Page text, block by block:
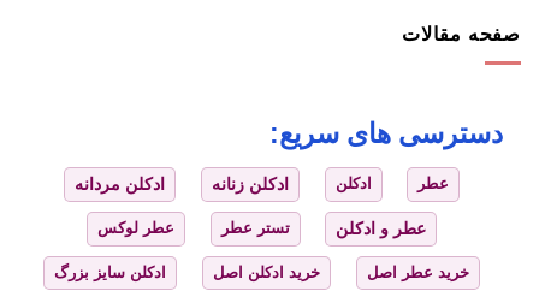
صفحه مقالات
دسترسی های سریع:
عطر ادکلن ادکلن زنانه ادکلن مردانه
عطر و ادکلن تستر عطر عطر لوکس
خرید عطر اصل خرید ادکلن اصل ادکلن سایز بزرگ